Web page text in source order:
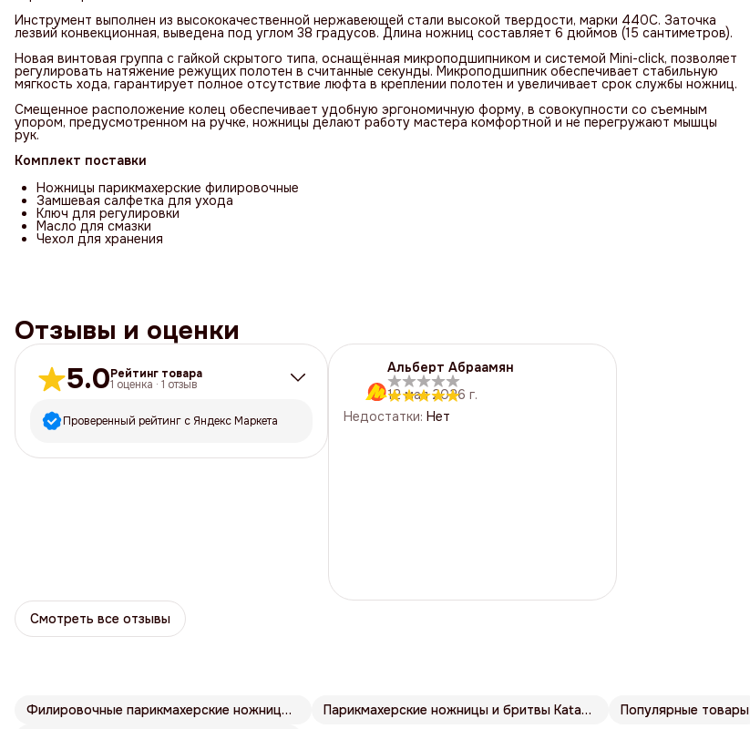
Инструмент выполнен из высококачественной нержавеющей стали высокой твердости, марки 440С. Заточка
лезвий конвекционная, выведена под углом 38 градусов. Длина ножниц составляет 6 дюймов (15 сантиметров).
Новая винтовая группа с гайкой скрытого типа, оснащённая микроподшипником и системой Mini-click, позволяет
регулировать натяжение режущих полотен в считанные секунды. Микроподшипник обеспечивает стабильную
мягкость хода, гарантирует полное отсутствие люфта в креплении полотен и увеличивает срок службы ножниц.
Смещенное расположение колец обеспечивает удобную эргономичную форму, в совокупности со съемным
упором, предусмотренном на ручке, ножницы делают работу мастера комфортной и не перегружают мышцы
рук.
Комплект поставки
Ножницы парикмахерские филировочные
Замшевая салфетка для ухода
Ключ для регулировки
Масло для смазки
Чехол для хранения
Отзывы и оценки
5.0Рейтинг товара
1 оценка · 1 отзыв
Проверенный рейтинг с Яндекс Маркета
звёзд
1
Альберт Абраамян
12 мая 2026 г.
Недостатки: Нет
Смотреть все отзывы
Филировочные парикмахерские ножницы Katachi Парикмахерские ножницы и бритвы Katachi Популярные товары